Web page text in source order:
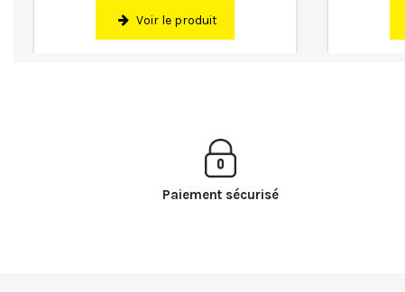
Voir le produit
Paiement sécurisé